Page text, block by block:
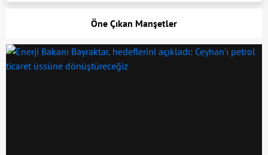
Öne Çıkan Manşetler